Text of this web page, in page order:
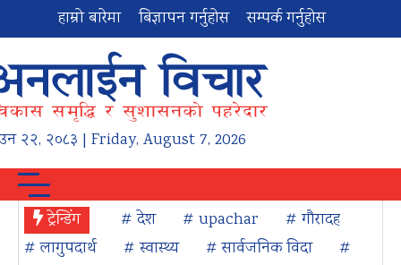
हाम्रो बारेमा बिज्ञापन गर्नुहोस सम्पर्क गर्नुहोस
२२, २०८३ | Friday, August 7, 2026
ट्रेन्डिंग # देश # upachar
# गौरादह
# लागुपदार्थ
# स्वास्थ्य # सार्वजनिक विदा
#